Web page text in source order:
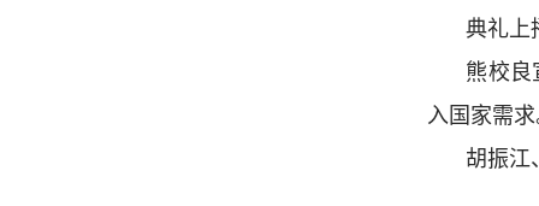
典礼上
熊校良
入国家需
胡振江